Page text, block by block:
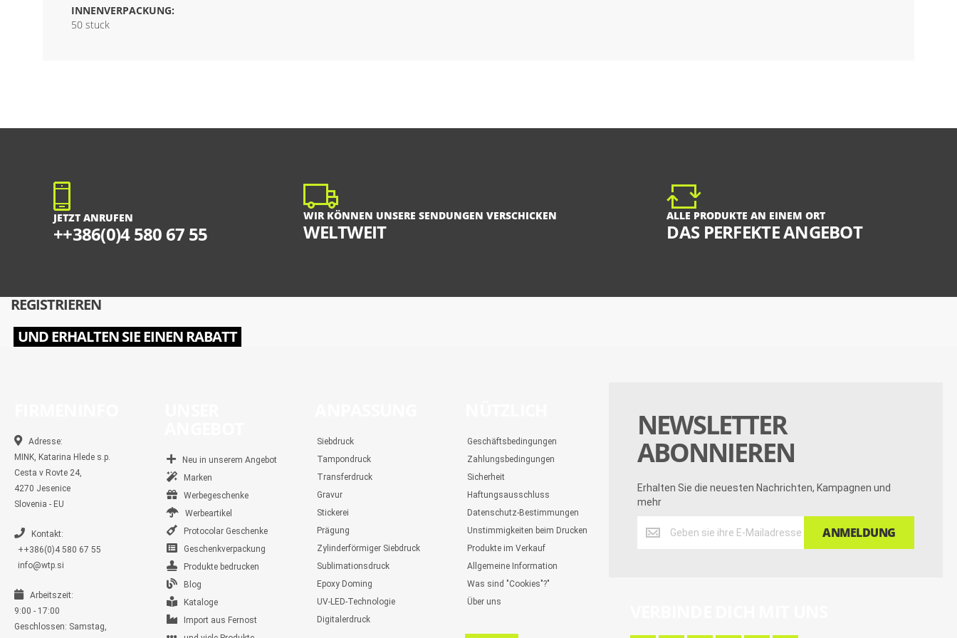
INNENVERPACKUNG:
50 stuck
JETZT ANRUFEN
++386(0)4 580 67 55
WIR KÖNNEN UNSERE SENDUNGEN VERSCHICKEN
WELTWEIT
ALLE PRODUKTE AN EINEM ORT
DAS PERFEKTE ANGEBOT
REGISTRIEREN
UND ERHALTEN SIE EINEN RABATT
NEWSLETTER
ABONNIEREN
Erhalten Sie die neuesten Nachrichten, Kampagnen und
mehr
Sie
ANMELDUNG
Adresse:
MINK, Katarina Hlede s.p.
Cesta v Rovte 24,
4270 Jesenice
Slovenia - EU
Kontakt:
++386(0)4 580 67 55
info@wtp.si
Arbeitszeit:
9:00 - 17:00
Geschlossen: Samstag,
Neu in unserem Angebot
Marken
Werbegeschenke
Werbeartikel
Protocolar Geschenke
Geschenkverpackung
Produkte bedrucken
Blog
Kataloge
Import aus Fernost
Siebdruck
Tampondruck
Transferdruck
Gravur
Stickerei
Prägung
Zylinderförmiger Siebdruck
Sublimationsdruck
Epoxy Doming
UV-LED-Technologie
Digitalerdruck
Geschäftsbedingungen
Zahlungsbedingungen
Sicherheit
Haftungsausschluss
Datenschutz-Bestimmungen
Unstimmigkeiten beim Drucken
Produkte im Verkauf
Allgemeine Information
Was sind "Cookies"?"
Über uns